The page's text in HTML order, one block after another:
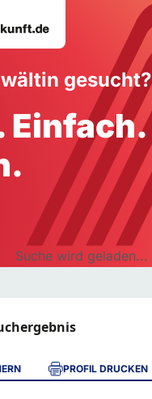
gesucht?
Einfach.
Suche wird geladen...
PROFIL DRUCKEN